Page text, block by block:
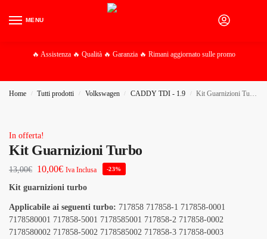
MENU
🔥 Assistenza 🔥 Qualità 🔥 Garanzia 🔥 Rimani aggiornato sulle promo
Home / Tutti prodotti / Volkswagen / CADDY TDI - 1.9 / Kit Guarnizioni Turbo
In offerta!
Kit Guarnizioni Turbo
13,00€ 10,00€ Iva Inclusa -23%
Kit guarnizioni turbo
Applicabile ai seguenti turbo: 717858 717858-1 717858-0001
7178580001 717858-5001 7178585001 717858-2 717858-0002
7178580002 717858-5002 7178585002 717858-3 717858-0003